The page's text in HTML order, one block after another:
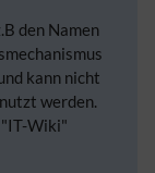
den Namen
kann nicht
werden.
"IT-Wiki"